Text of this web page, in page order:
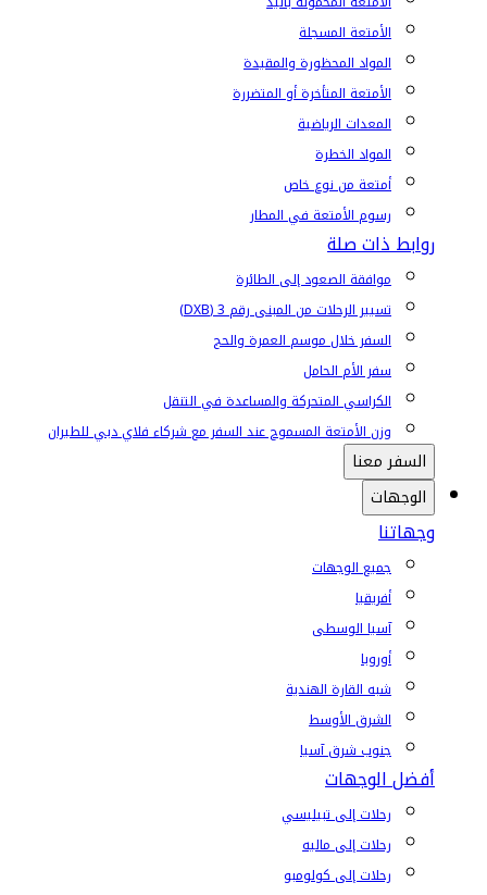
الأمتعة المسجلة
المواد المحظورة والمقيدة
الأمتعة المتأخرة أو المتضررة
المعدات الرياضية
المواد الخطرة
أمتعة من نوع خاص
رسوم الأمتعة في المطار
روابط ذات صلة
موافقة الصعود إلى الطائرة
تسيير الرحلات من المبنى رقم 3 (DXB)
السفر خلال موسم العمرة والحج
سفر الأم الحامل
الكراسي المتحركة والمساعدة في التنقل
وزن الأمتعة المسموح عند السفر مع شركاء فلاي دبي للطيران
السفر معنا
الوجهات
وجهاتنا
جميع الوجهات
أفريقيا
آسيا الوسطى
أوروبا
شبه القارة الهندية
الشرق الأوسط
جنوب شرق آسيا
أفضل الوجهات
رحلات إلى تبيليسي
رحلات إلى ماليه
رحلات إلى كولومبو